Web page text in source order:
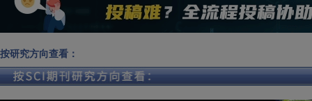
按研究方向查看：